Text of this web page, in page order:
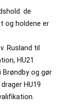
de
og holdene er
Rusland til
HU21
og gør
HU19